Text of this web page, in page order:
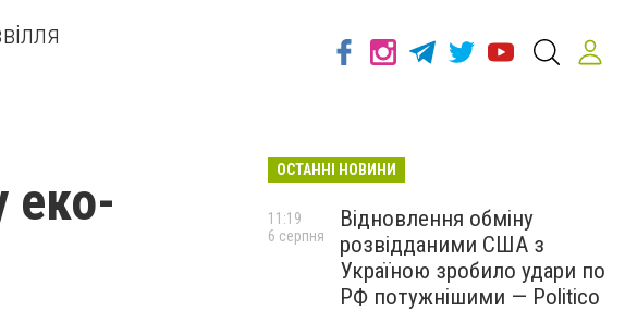
еко-
ОСТАННІ НОВИНИ
Відновлення обміну
розвідданими США з
Україною зробило удари по
РФ потужнішими — Politico
11:19
6 серпня